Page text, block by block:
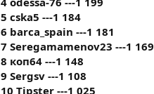
5 cska5 ---1 184
6 barca_spain ---1 181
7 Seregamamenov23 ---1 169
8 коп64 ---1 148
9 Sergsv ---1 108
10 Tipster ---1 025